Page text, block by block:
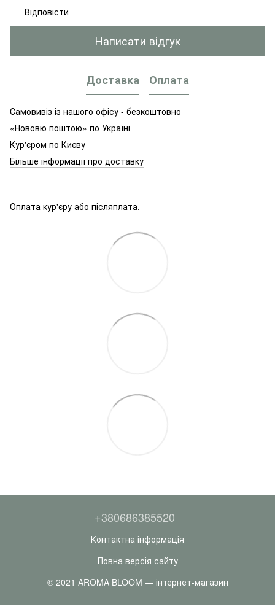
Відповісти
Написати відгук
Доставка Оплата
Самовивіз із нашого офісу - безкоштовно
«Нововю поштою» по Україні
Кур'єром по Києву
Більше інформації про доставку
Оплата кур'єру або післяплата.
+380686385520
Контактна інформація
Повна версія сайту
© 2021 AROMA BLOOM — інтернет-магазин